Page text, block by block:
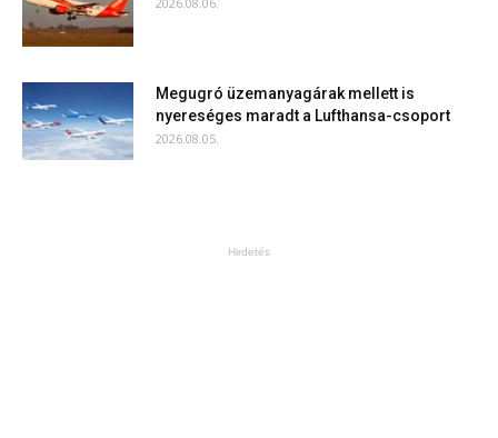
Megugró üzemanyagárak mellett is
nyereséges maradt a Lufthansa-csoport
2026.08.05.
Hirdetés